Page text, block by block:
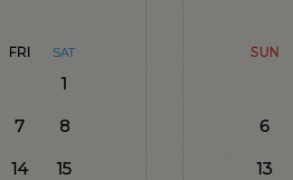
FRI SAT
1
7 8
14 15
SUN
6
13